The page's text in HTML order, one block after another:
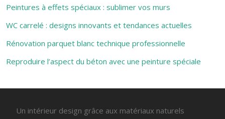
Peintures à effets spéciaux : sublimer vos murs
WC carrelé : designs innovants et tendances actuelles
Rénovation parquet blanc technique professionnelle
Reproduire l’aspect du béton avec une peinture spéciale
Un intérieur design grâce aux matériaux naturels